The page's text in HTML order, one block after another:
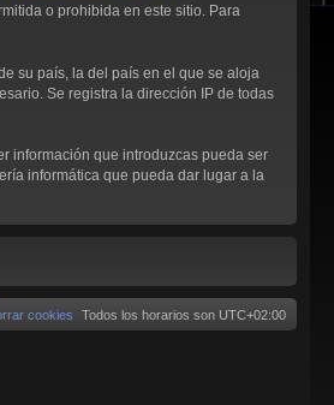
o prohibida en este sitio. Para
su país, la del país en el que se aloja
Se registra la dirección IP de todas
información que introduzcas pueda ser
informática que pueda dar lugar a la
Todos los horarios son UTC+02:00
cookies